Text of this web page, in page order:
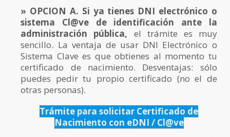
» OPCION A. Si ya tienes DNI electrónico o
sistema Cl@ve de identificación ante la
administración pública, el trámite es muy
sencillo. La ventaja de usar DNI Electrónico o
Sistema Clave es que obtienes al momento tu
certificado de nacimiento. Desventajas: sólo
puedes pedir tu propio certificado (no el de
otras personas).
Trámite para solicitar Certificado de
Nacimiento con eDNI / Cl@ve